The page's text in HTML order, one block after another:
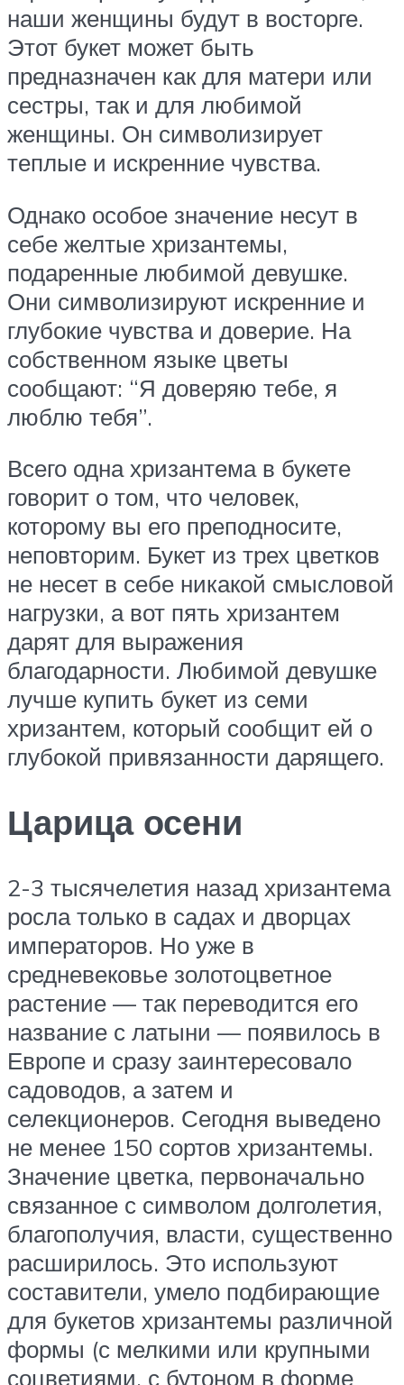
наши женщины будут в восторге.
Этот букет может быть
предназначен как для матери или
сестры, так и для любимой
женщины. Он символизирует
теплые и искренние чувства.
Однако особое значение несут в
себе желтые хризантемы,
подаренные любимой девушке.
Они символизируют искренние и
глубокие чувства и доверие. На
собственном языке цветы
сообщают: “Я доверяю тебе, я
люблю тебя”.
Всего одна хризантема в букете
говорит о том, что человек,
которому вы его преподносите,
неповторим. Букет из трех цветков
не несет в себе никакой смысловой
нагрузки, а вот пять хризантем
дарят для выражения
благодарности. Любимой девушке
лучше купить букет из семи
хризантем, который сообщит ей о
глубокой привязанности дарящего.
Царица осени
2-3 тысячелетия назад хризантема
росла только в садах и дворцах
императоров. Но уже в
средневековье золотоцветное
растение — так переводится его
название с латыни — появилось в
Европе и сразу заинтересовало
садоводов, а затем и
селекционеров. Сегодня выведено
не менее 150 сортов хризантемы.
Значение цветка, первоначально
связанное с символом долголетия,
благополучия, власти, существенно
расширилось. Это используют
составители, умело подбирающие
для букетов хризантемы различной
формы (с мелкими или крупными
соцветиями, с бутоном в форме